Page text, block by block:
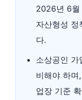
2026년 6월
자산형성 정
다.
소상공인 가
비해야 하
업장 기준